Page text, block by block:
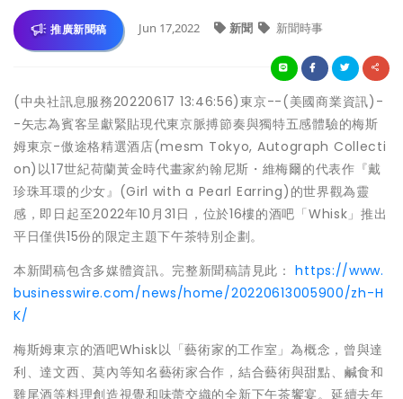
推廣新聞稿 Jun 17,2022 新聞 新聞時事
(中央社訊息服務20220617 13:46:56)東京--(美國商業資訊)-
-矢志為賓客呈獻緊貼現代東京脈搏節奏與獨特五感體驗的梅斯
姆東京-傲途格精選酒店(mesm Tokyo, Autograph Collecti
on)以17世紀荷蘭黃金時代畫家約翰尼斯・維梅爾的代表作『戴
珍珠耳環的少女』(Girl with a Pearl Earring)的世界觀為靈
感，即日起至2022年10月31日，位於16樓的酒吧「Whisk」推出
平日僅供15份的限定主題下午茶特別企劃。
本新聞稿包含多媒體資訊。完整新聞稿請見此：https://www.
businesswire.com/news/home/20220613005900/zh-H
K/
梅斯姆東京的酒吧Whisk以「藝術家的工作室」為概念，曾與達
利、達文西、莫內等知名藝術家合作，結合藝術與甜點、鹹食和
雞尾酒等料理創造視覺和味蕾交織的全新下午茶饗宴。延續去年